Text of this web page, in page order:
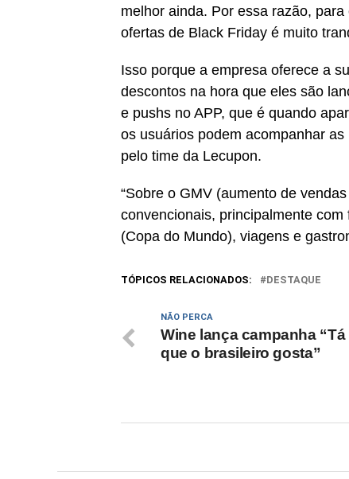
melhor ainda. Por essa razão,
ofertas de Black Friday é muito
Isso porque a empresa oferece a
descontos na hora que eles são
e pushs no APP, que é quando
os usuários podem acompanhar
pelo time da Lecupon.
“Sobre o GMV (aumento de
convencionais, principalmente
(Copa do Mundo), viagens e
TÓPICOS RELACIONADOS: DESTAQUE
NÃO PERCA
Wine lança campanha
que o brasileiro gosta”